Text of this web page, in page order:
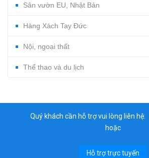
Sân vườn EU, Nhật Bản
Hàng Xách Tay Đức
Nội, ngoại thất
Thể thao và du lịch
Quý khách cần hỗ trợ vui lòng liên hệ:
hoặc
Hỗ trợ trực tuyến